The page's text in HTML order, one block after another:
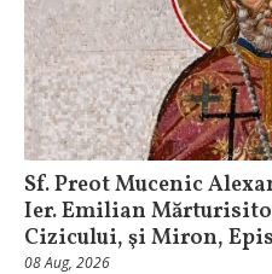
Sf. Preot Mucenic
Ier. Emilian
Cizicului, şi Miron,
08 Aug, 2026